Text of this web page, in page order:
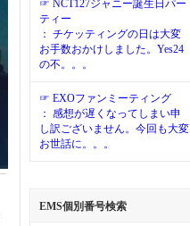
☞ NCT127ジャニー誕生日パー
ティー
： チケッティングの日は大変
お手数おかけしました。Yes24
の不。。。
☞ EXOファンミーティング
： 感想が遅くなってしまい申
し訳ございません。今回も大変
お世話に。。。
EMS個別番号検索